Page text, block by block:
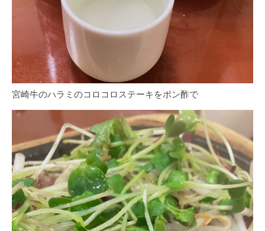
宮崎牛のハラミのコロコロステーキをポン酢で